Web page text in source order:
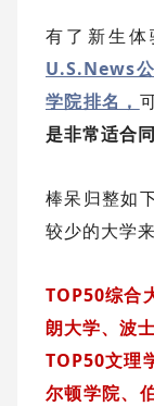
有了新生
U.S.News
学院排名，
是非常适合
棒呆归整如
较少的大学
TOP50综合
朗大学、波
TOP50文理
尔顿学院、